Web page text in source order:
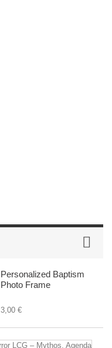
Personalized Baptism
Photo Frame
3,00 €